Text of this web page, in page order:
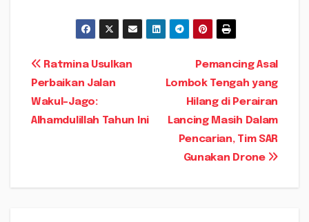
Navigasi
pos
Pemancing Asal
Lombok Tengah yang
Hilang di Perairan
Lancing Masih Dalam
Pencarian, Tim SAR
Gunakan Drone
Ratmina Usulkan
Perbaikan Jalan
Wakul-Jago:
Alhamdulillah Tahun Ini